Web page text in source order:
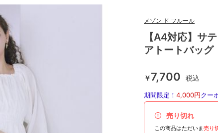
メゾン ド フルール
【A4対応】サ
アトートバッグ
￥7,700 税込
期間限定！ 4,000円クー
売り切れ
この商品はただいま売り